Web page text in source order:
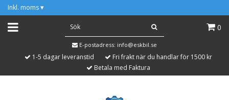
Inkl. moms ▾
0
E-postadress: info@eskbil.se
1-5 dagar leveranstid
Fri frakt när du handlar för 1500 kr
Betala med Faktura